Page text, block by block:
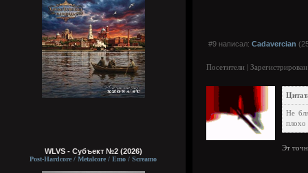
WLVS - Субъект №2 (2026)
Post-Hardcore / Metalcore / Emo / Screamo
#9 написал: Cadavercian
Посетители |
Не
плохо
Эт